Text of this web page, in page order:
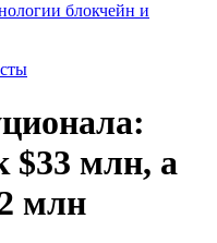
блокчейн и
$33 млн, а
млн